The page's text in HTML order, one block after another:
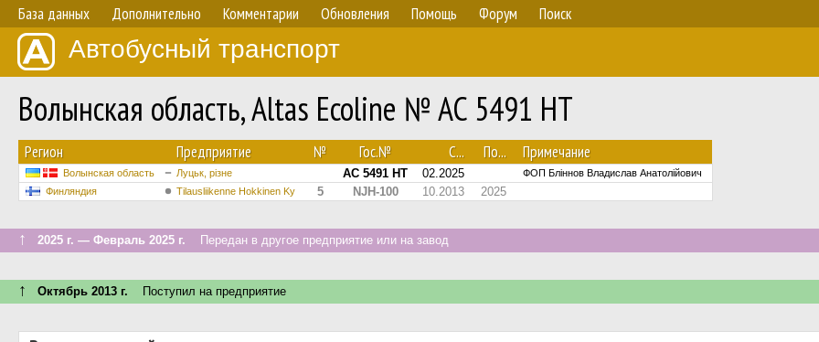
База данных Дополнительно Комментарии Обновления Помощь Форум Поиск
Автобусный транспорт
Волынская область, Altas Ecoline № AC 5491 HT
Регион Предприятие № Гос.№ С... По... Примечание
Волынская область Луцьк, різне AC 5491 HT 02.2025
ФОП Бліннов Владислав Анатолійович
Финляндия
Tilausliikenne Hokkinen Ky 5 NJH-100 10.2013 2025
↑ 2025 г. — Февраль 2025 г. Передан в другое предприятие или на завод
↑ Октябрь 2013 г. Поступил на предприятие